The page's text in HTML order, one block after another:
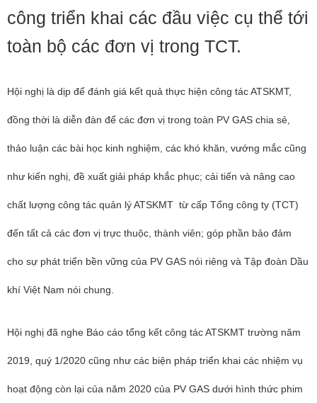
công triển khai các đầu việc cụ thể tới
toàn bộ các đơn vị trong TCT.
Hội nghị là dịp để đánh giá kết quả thực hiện công tác ATSKMT,
đồng thời là diễn đàn để các đơn vị trong toàn PV GAS chia sẻ,
thảo luận các bài học kinh nghiệm, các khó khăn, vướng mắc cũng
như kiến nghị, đề xuất giải pháp khắc phục; cải tiến và nâng cao
chất lượng công tác quản lý ATSKMT từ cấp Tổng công ty (TCT)
đến tất cả các đơn vị trực thuộc, thành viên; góp phần bảo đảm
cho sự phát triển bền vững của PV GAS nói riêng và Tập đoàn Dầu
khí Việt Nam nói chung.
Hội nghị đã nghe Báo cáo tổng kết công tác ATSKMT trường năm
2019, quý 1/2020 cũng như các biện pháp triển khai các nhiệm vụ
hoạt động còn lại của năm 2020 của PV GAS dưới hình thức phim